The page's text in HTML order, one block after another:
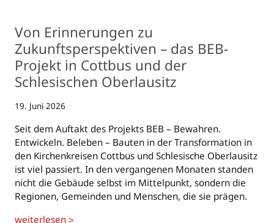
Von Erinnerungen zu
Zukunftsperspektiven – das BEB-
Projekt in Cottbus und der
Schlesischen Oberlausitz
19. Juni 2026
Seit dem Auftakt des Projekts BEB – Bewahren.
Entwickeln. Beleben – Bauten in der Transformation in
den Kirchenkreisen Cottbus und Schlesische Oberlausitz
ist viel passiert. In den vergangenen Monaten standen
nicht die Gebäude selbst im Mittelpunkt, sondern die
Regionen, Gemeinden und Menschen, die sie prägen.
weiterlesen >